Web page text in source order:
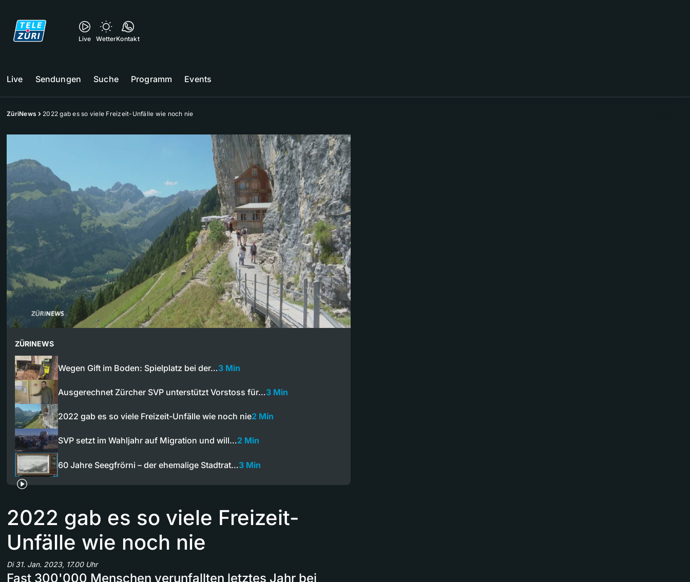
Live WetterKontakt
Live Sendungen Suche Programm Events
ZüriNews 2022 gab es so viele Freizeit-Unfälle wie noch nie
ZÜRINEWS
Wegen Gift im Boden: Spielplatz bei der…3 Min
Ausgerechnet Zürcher SVP unterstützt Vorstoss für…3 Min
2022 gab es so viele Freizeit-Unfälle wie noch nie2 Min
SVP setzt im Wahljahr auf Migration und will…2 Min
60 Jahre Seegfrörni – der ehemalige Stadtrat…3 Min
2022 gab es so viele Freizeit-
Unfälle wie noch nie
Di 31. Jan. 2023, 17.00 Uhr
Fast 300'000 Menschen verunfallten letztes Jahr bei